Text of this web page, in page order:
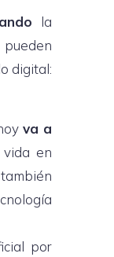
la
digital:
va a
vida en
por